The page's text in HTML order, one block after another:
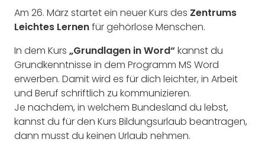
Am 26. März startet ein neuer Kurs des Zentrums
Leichtes Lernenfür gehörlose Menschen.
In dem Kurs „Grundlagen in Word“ kannst du
Grundkenntnisse in dem Programm MS Word
erwerben. Damit wird es für dich leichter, in Arbeit
und Beruf schriftlich zu kommunizieren.
Je nachdem, in welchem Bundesland du lebst,
kannst du für den Kurs Bildungsurlaub beantragen,
dann musst du keinen Urlaub nehmen.